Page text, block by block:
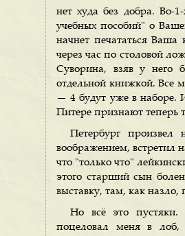
нет худа без добра. Во-
учебных пособий" о
начнет печататься
через час по столовой
Суворина, взяв у него
отдельной книжкой. Все
— 4 будут уже в наборе.
Питере признают теперь
Петербург
воображением, встретил
что "только что"
этого старший сын
выставку, там, как
Но всё это
поцеловал меня в лоб,